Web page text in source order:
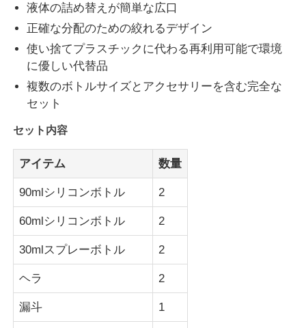
ビデオ
私たちについて
工場見学
品質管理
お問い合わせ
ニュース
事例
シリコン旅行瓶セット
液体の詰め替えが簡単な広口
正確な分配のための絞れるデザイン
使い捨てプラスチックに代わる再利用可能で環境
に優しい代替品
複数のボトルサイズとアクセサリーを含む完全な
セット
セット内容
アイテム 数量
90mlシリコンボトル 2
60mlシリコンボトル 2
30mlスプレーボトル 2
ヘラ 2
漏斗 1